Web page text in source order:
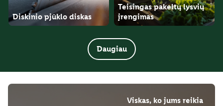
Diskinio pjūklo diskas
Teisingas pakeltų lysvių
įrengimas
Daugiau
Viskas, ko jums reikia